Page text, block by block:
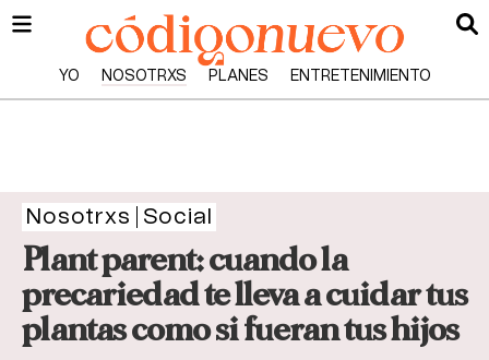
YO NOSOTRXS PLANES ENTRETENIMIENTO
Nosotrxs Social
Plant parent: cuando la
precariedad te lleva a cuidar tus
plantas como si fueran tus hijos